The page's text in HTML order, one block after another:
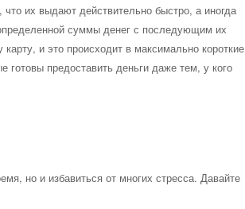
их выдают действительно быстро, а иногда
суммы денег с последующим их
и это происходит в максимально короткие
предоставить деньги даже тем, у кого
но и избавиться от многих стресса. Давайте